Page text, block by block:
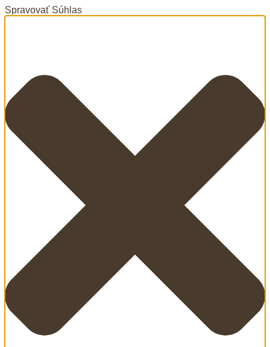
Spravovať Súhlas